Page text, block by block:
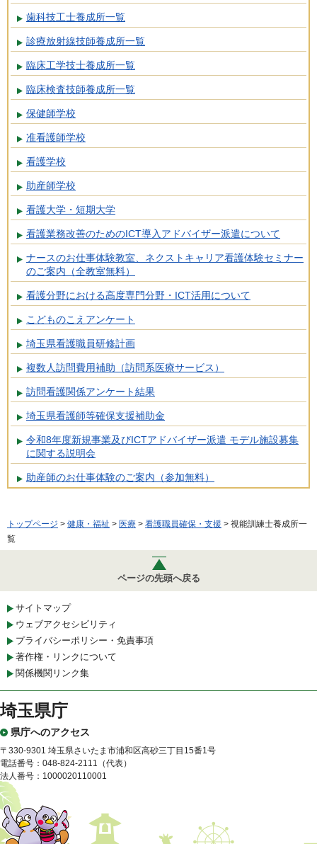
歯科技工士養成所一覧
診療放射線技師養成所一覧
臨床工学技士養成所一覧
臨床検査技師養成所一覧
保健師学校
准看護師学校
看護学校
助産師学校
看護大学・短期大学
看護業務改善のためのICT導入アドバイザー派遣について
ナースのお仕事体験教室、ネクストキャリア看護体験セミナー
のご案内（全教室無料）
看護分野における高度専門分野・ICT活用について
こどものこえアンケート
埼玉県看護職員研修計画
複数人訪問費用補助（訪問系医療サービス）
訪問看護関係アンケート結果
埼玉県看護師等確保支援補助金
令和8年度新規事業及びICTアドバイザー派遣 モデル施設募集
に関する説明会
助産師のお仕事体験のご案内（参加無料）
トップページ > 健康・福祉 > 医療 > 看護職員確保・支援 > 視能訓練士養成所一
覧
ページの先頭へ戻る
サイトマップ
ウェブアクセシビリティ
プライバシーポリシー・免責事項
著作権・リンクについて
関係機関リンク集
埼玉県庁
県庁へのアクセス
〒330-9301 埼玉県さいたま市浦和区高砂三丁目15番1号
電話番号：048-824-2111（代表）
法人番号：1000020110001